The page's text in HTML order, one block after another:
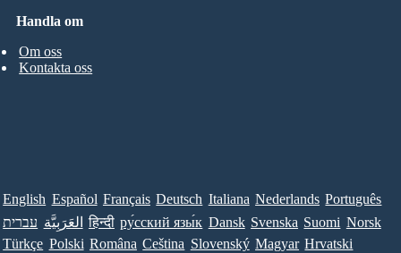
Handla om
Om oss
Kontakta oss
English Español Français Deutsch Italiana Nederlands Português
עברית العَرَبِيَّة हिन्दी ру́сский язы́к Dansk Svenska Suomi Norsk
Türkçe Polski Româna Ceština Slovenský Magyar Hrvatski